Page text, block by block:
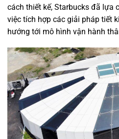
cách thiết kế, Starbucks đã lựa
việc tích hợp các giải pháp tiết
hướng tới mô hình vận hành